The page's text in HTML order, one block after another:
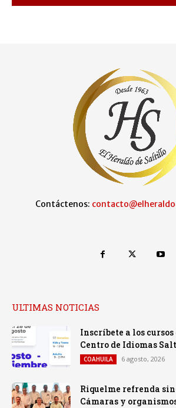
Contáctenos:
ULTIMAS NOTICIAS
Inscríbete a los cursos
Centro de Idiomas
COAHUILA 6 agosto, 2026
Riquelme refrenda
Cámaras y